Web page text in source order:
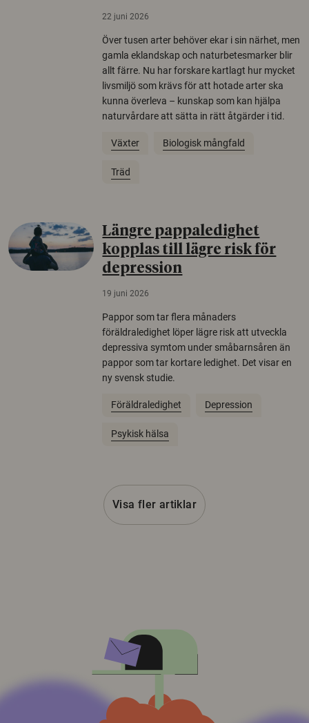
22 juni 2026
Över tusen arter behöver ekar i sin närhet, men
gamla eklandskap och naturbetesmarker blir
allt färre. Nu har forskare kartlagt hur mycket
livsmiljö som krävs för att hotade arter ska
kunna överleva – kunskap som kan hjälpa
naturvårdare att sätta in rätt åtgärder i tid.
Växter Biologisk mångfald
Träd
Längre pappaledighet
kopplas till lägre risk för
depression
19 juni 2026
Pappor som tar flera månaders
föräldraledighet löper lägre risk att utveckla
depressiva symtom under småbarnsåren än
pappor som tar kortare ledighet. Det visar en
ny svensk studie.
Föräldraledighet Depression
Psykisk hälsa
Visa fler artiklar